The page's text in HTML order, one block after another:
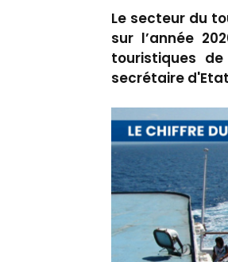
​Le secteur du
sur l’année
touristiques
secrétaire